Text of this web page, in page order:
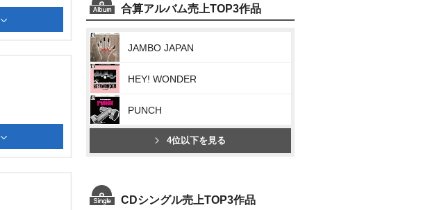
合算アルバム売上TOP3作品
JAMBO JAPAN
HEY! WONDER
PUNCH
4位以下を見る
CDシングル売上TOP3作品